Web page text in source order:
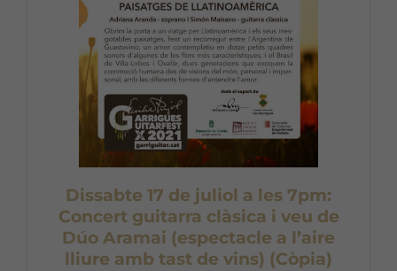
Dissabte 17 de juliol a les 7pm:
Concert guitarra clàsica i veu de
Dúo Aramai (espectacle a l’aire
lliure amb tast de vins) (Còpia)